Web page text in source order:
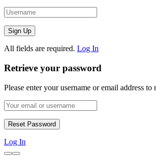
All fields are required. Log In
Retrieve your password
Please enter your username or email address to
Log In